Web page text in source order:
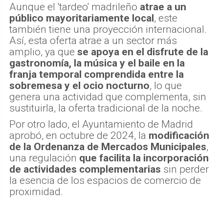
Aunque el 'tardeo' madrileño atrae a un
público mayoritariamente local, este
también tiene una proyección internacional.
Así, esta oferta atrae a un sector más
amplio, ya que se apoya en el disfrute de la
gastronomía, la música y el baile en la
franja temporal comprendida entre la
sobremesa y el ocio nocturno, lo que
genera una actividad que complementa, sin
sustituirla, la oferta tradicional de la noche.
Por otro lado, el Ayuntamiento de Madrid
aprobó, en octubre de 2024, la modificación
de la Ordenanza de Mercados Municipales,
una regulación que facilita la incorporación
de actividades complementarias sin perder
la esencia de los espacios de comercio de
proximidad.